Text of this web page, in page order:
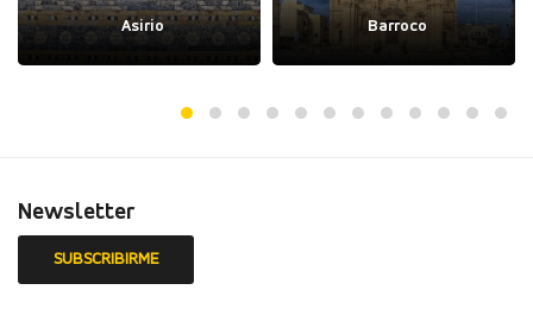
Asirio Barroco
Newsletter